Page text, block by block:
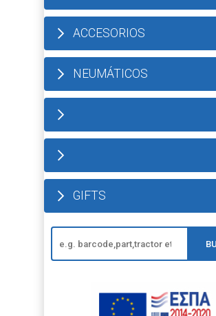
ACCESORIOS
NEUMÁTICOS
GIFTS